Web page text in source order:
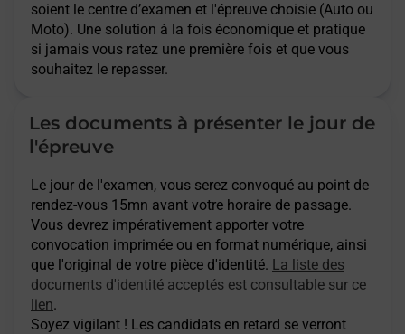
soient le centre d’examen et l'épreuve choisie (Auto ou
Moto). Une solution à la fois économique et pratique
si jamais vous ratez une première fois et que vous
souhaitez le repasser.
Les documents à présenter le jour de
l'épreuve
Le jour de l'examen, vous serez convoqué au point de
rendez-vous 15mn avant votre horaire de passage.
Vous devrez impérativement apporter votre
convocation imprimée ou en format numérique, ainsi
que l'original de votre pièce d'identité. La liste des
documents d'identité acceptés est consultable sur ce
lien.
Soyez vigilant ! Les candidats en retard se verront